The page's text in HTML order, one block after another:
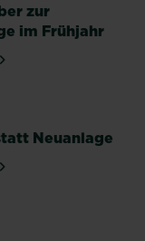
zur
im Frühjahr
Ratgeber zur
Neuanlage
statt